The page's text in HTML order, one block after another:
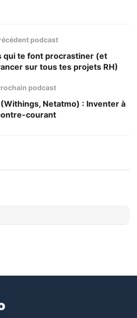
podcast
qui te font procrastiner (et
sur tous tes projets RH)
podcast
Netatmo) : Inventer à
courant